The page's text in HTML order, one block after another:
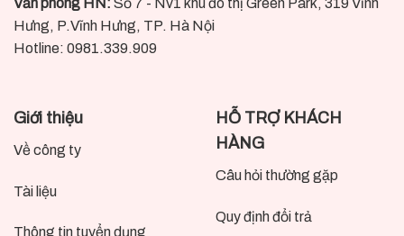
Văn phòng HN: Số 7 - Nv1 khu đô thị Green Park, 319 Vĩnh
Hưng, P.Vĩnh Hưng, TP. Hà Nội
Hotline: 0981.339.909
Giới thiệu
Về công ty
Tài liệu
Thông tin tuyển dụng
HỖ TRỢ KHÁCH
HÀNG
Câu hỏi thường gặp
Quy định đổi trả